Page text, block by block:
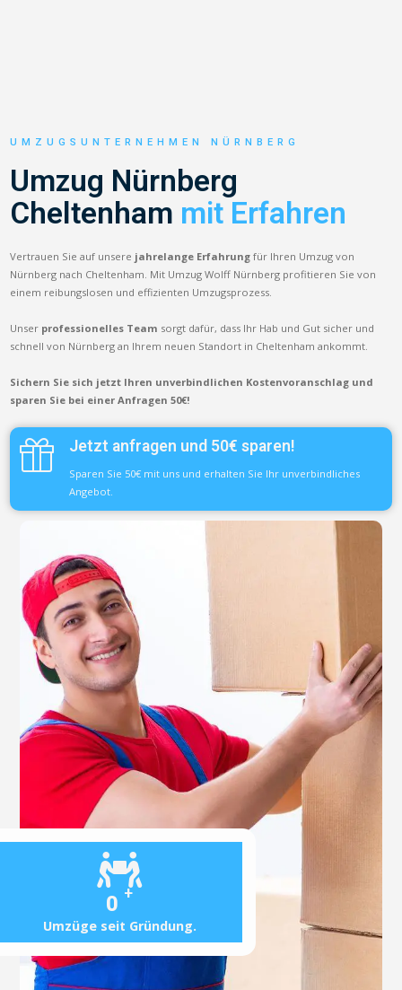
0 +
Umzüge seit Gründung.
UMZUGSUNTERNEHMEN NÜRNBERG
Umzug Nürnberg
Cheltenham mit Erfahren
Vertrauen Sie auf unsere jahrelange Erfahrung für Ihren Umzug von
Nürnberg nach Cheltenham. Mit Umzug Wolff Nürnberg profitieren Sie von
einem reibungslosen und effizienten Umzugsprozess.
Unser professionelles Team sorgt dafür, dass Ihr Hab und Gut sicher und
schnell von Nürnberg an Ihrem neuen Standort in Cheltenham ankommt.
Sichern Sie sich jetzt Ihren unverbindlichen Kostenvoranschlag und
sparen Sie bei einer Anfragen 50€!
Jetzt anfragen und 50€ sparen!
Sparen Sie 50€ mit uns und erhalten Sie Ihr unverbindliches
Angebot.